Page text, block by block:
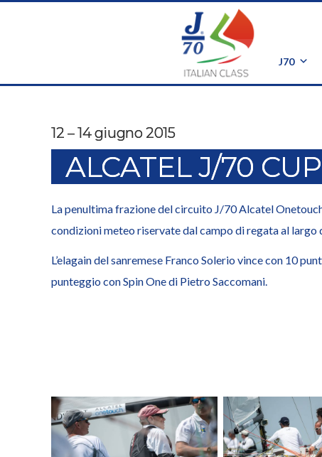
J70
Cervia, 12 – 14 giugno 2015
12 – 14 giugno 2015
ALCATEL J/70 CUP
La penultima frazione del circuito J/70 Alcatel
condizioni meteo riservate dal campo di regata al largo
L’elagain del sanremese Franco Solerio vince con 10
punteggio con Spin One di Pietro Saccomani.